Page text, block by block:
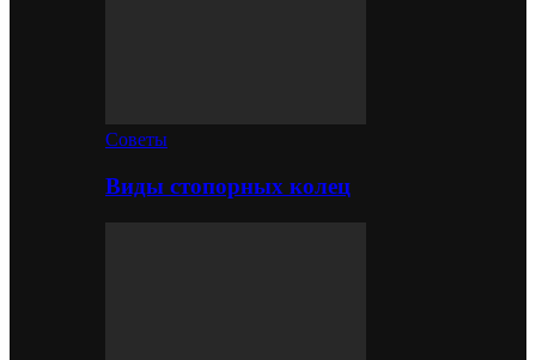
Советы
Виды стопорных колец